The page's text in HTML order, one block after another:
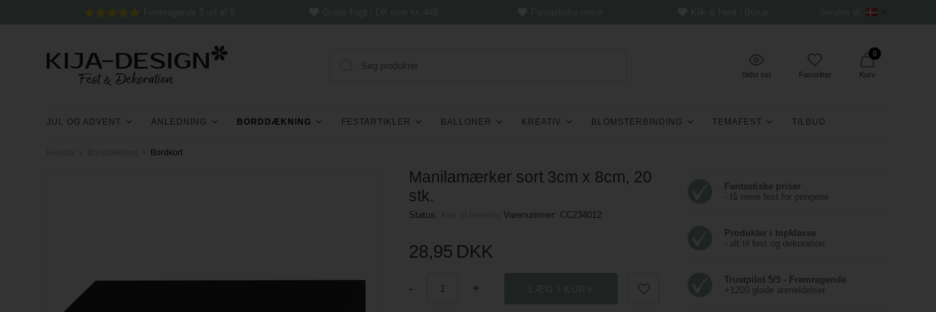
Sidst set Favoritter
0
Kurv
JUL OG ADVENT ANLEDNING BORDDÆKNING FESTARTIKLER BALLONER KREATIV BLOMSTERBINDING TEMAFEST TILBUD
Bordkort
Manilamærker sort 3cm x 8cm, 20
stk.
Status: Klar til leveringVarenummer: CC234012
28,95 DKK
- +
Fantastiske priser
- få mere fest for pengene
Produkter i topklasse
- alt til fest og dekoration
Trustpilot 5/5 - Fremragende
+1200 glade anmeldelser